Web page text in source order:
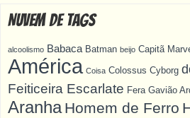
Nuvem de Tags
alcoolismo Babaca Batman beijo Capitã
América Coisa Colossus Cyborg
Feiticeira Escarlate Fera Gavião
Aranha Homem de Ferro